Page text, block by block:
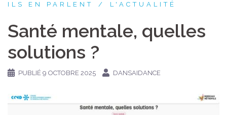
ILS EN PARLENT L'ACTUALITÉ
Santé mentale, quelles
solutions ?
PUBLIÉ 9 OCTOBRE 2025 DANSAIDANCE